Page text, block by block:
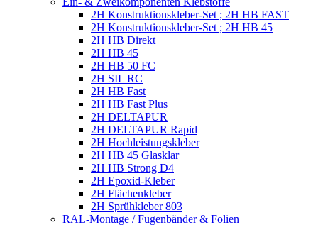
2H Konstruktionskleber-Set ; 2H HB FAST
2H Konstruktionskleber-Set ; 2H HB 45
2H HB Direkt
2H HB 45
2H HB 50 FC
2H SIL RC
2H HB Fast
2H HB Fast Plus
2H DELTAPUR
2H DELTAPUR Rapid
2H Hochleistungskleber
2H HB 45 Glasklar
2H HB Strong D4
2H Epoxid-Kleber
2H Flächenkleber
2H Sprühkleber 803
RAL-Montage / Fugenbänder & Folien